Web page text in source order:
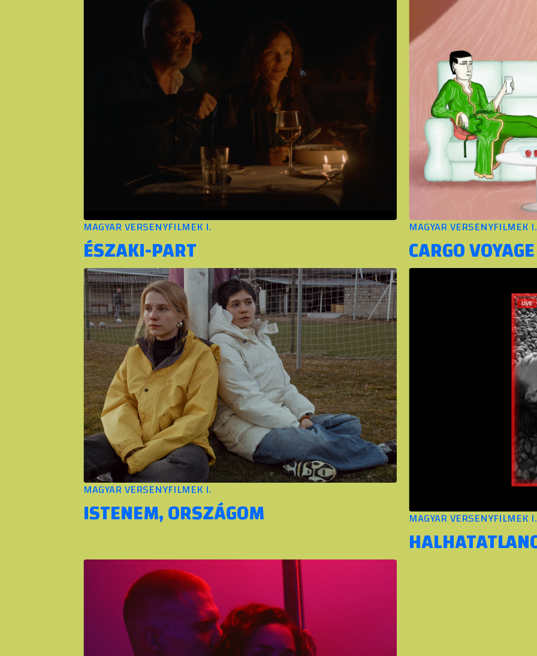
MAGYAR VERSENYFILMEK I.
ÉSZAKI-PART
MAGYAR VERSENYFILMEK I.
CARGO VOYAGE
MAGYAR VERSENYFILMEK I.
ISTENEM, ORSZÁGOM MAGYAR VERSENYFILMEK I.